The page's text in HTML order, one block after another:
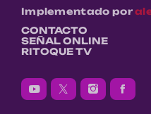
Implementado por
CONTACTO
SEÑAL ONLINE
RITOQUE TV